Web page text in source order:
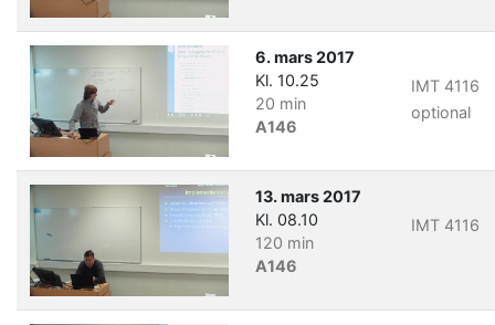
6. mars 2017
Kl. 10.25
20 min
A146
IMT 4116
optional
13. mars 2017
Kl. 08.10
120 min
A146
IMT 4116